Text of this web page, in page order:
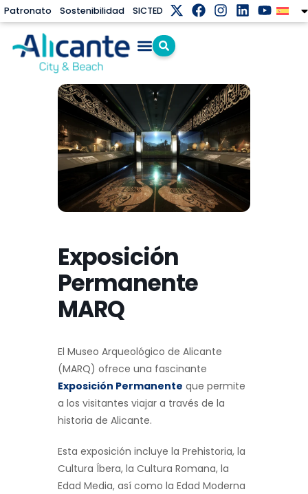
Patronato Sostenibilidad SICTED
Exposición
Permanente
MARQ
El Museo Arqueológico de Alicante
(MARQ) ofrece una fascinante
Exposición Permanente que permite
a los visitantes viajar a través de la
historia de Alicante.
Esta exposición incluye la Prehistoria, la
Cultura Íbera, la Cultura Romana, la
Edad Media, así como la Edad Moderna